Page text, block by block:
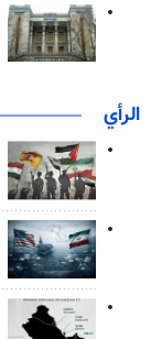
الرأي